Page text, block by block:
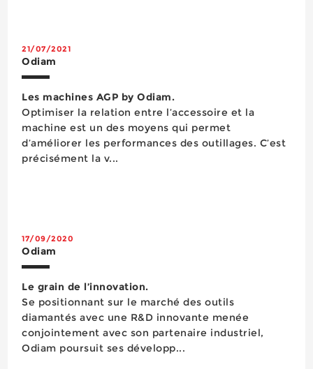
21/07/2021
Odiam
Les machines AGP by Odiam.
Optimiser la relation entre l’accessoire et la
machine est un des moyens qui permet
d’améliorer les performances des outillages. C’est
précisément la v...
17/09/2020
Odiam
Le grain de l’innovation.
Se positionnant sur le marché des outils
diamantés avec une R&D innovante menée
conjointement avec son partenaire industriel,
Odiam poursuit ses développ...